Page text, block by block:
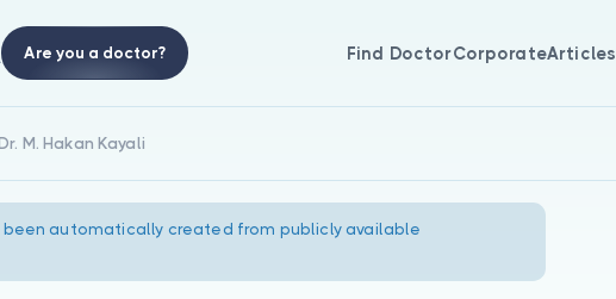
Are you a doctor? Find DoctorCorporateArticles
M. Hakan Kayali
been automatically created from publicly available